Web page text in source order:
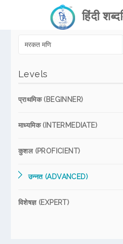
हिंदी
Levels
प्राथमिक (BEGINNER)
माध्यमिक (INTERMEDIATE)
कुशल (PROFICIENT)
उन्नत (ADVANCED)
विशेषज्ञ (EXPERT)